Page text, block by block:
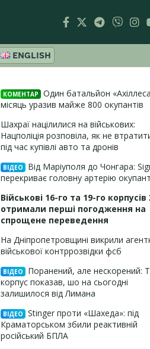
ENGLISH
КОМЕНТАР
Один батальйон
місяць уразив майже 800 окупантів
Шахраї націлилися на військових:
Нацполіція розповіла, як не
під час купівлі авто та дронів
ВІДЕО
Від Маріуполя до Чонгара:
перекриває головну артерію
Військові 16-го та 19-го корпусів
отримали перші погодження на
спрощене переведення
На Дніпропетровщині викрили
військової контррозвідки фсб
ВІДЕО
Поранений, але нескорений:
корпус показав, шо на сьогодні
залишилося від Лимана
ВІДЕО
Stinger проти «Шахеда»: під
Краматорськом збили реактивній
російський БПЛА